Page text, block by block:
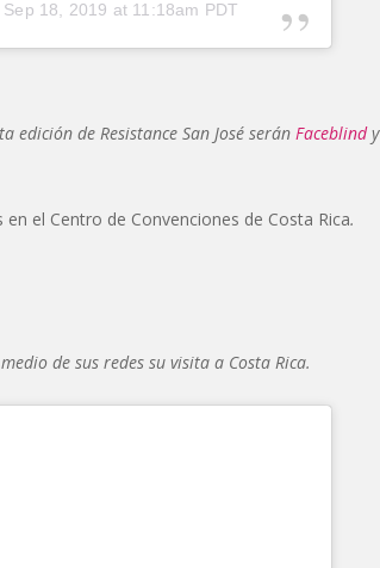
Sep 18, 2019 at 11:18am PDT
edición de Resistance San José serán Faceblindy
el Centro de Convenciones de Costa Rica.
de sus redes su visita a Costa Rica.